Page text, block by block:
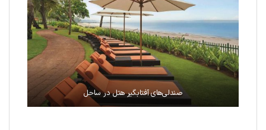
صندلی‌های آفتابگیر هتل در ساحل